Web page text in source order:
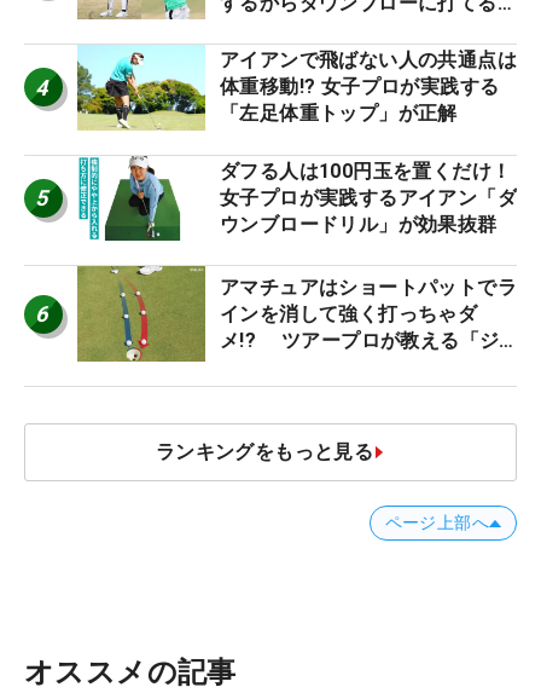
4
アイアンで飛ばない人の共通点は
体重移動!? 女子プロが実践する
「左足体重トップ」が正解
5
ダフる人は100円玉を置くだけ！
女子プロが実践するアイアン「ダ
ウンブロードリル」が効果抜群
6
アマチュアはショートパットでラ
インを消して強く打っちゃダ
メ!? ツアープロが教える「ジ
減するワケ
ランキングをもっと見る
ページ上部へ
オススメの記事